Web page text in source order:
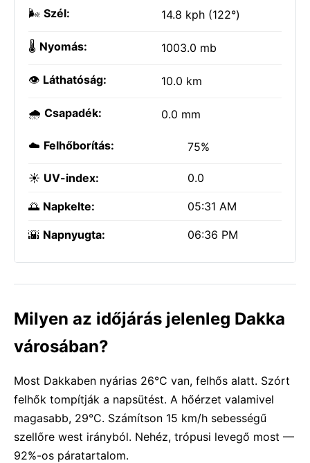
🌬️ Szél: 14.8 kph (122°)
🌡️ Nyomás: 1003.0 mb
👁️ Láthatóság: 10.0 km
🌧️ Csapadék: 0.0 mm
☁️ Felhőborítás: 75%
☀️ UV-index: 0.0
🌅 Napkelte: 05:31 AM
🌇 Napnyugta: 06:36 PM
Milyen az időjárás jelenleg Dakka
városában?
Most Dakkaben nyárias 26°C van, felhős alatt. Szórt
felhők tompítják a napsütést. A hőérzet valamivel
magasabb, 29°C. Számítson 15 km/h sebességű
szellőre west irányból. Nehéz, trópusi levegő most —
92%-os páratartalom.